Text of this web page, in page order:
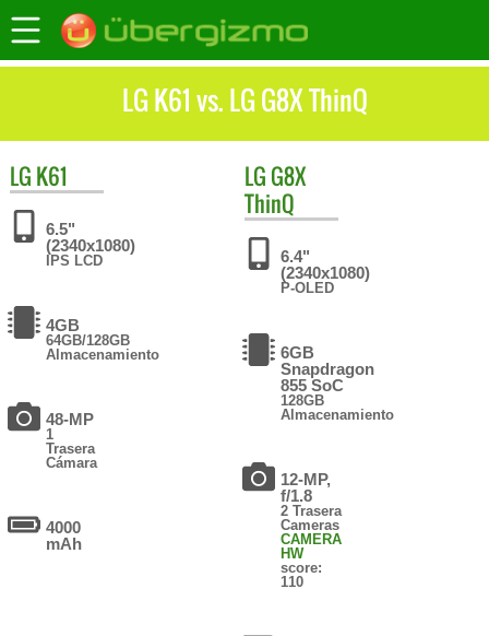
LG K61 vs. LG G8X ThinQ
LG K61
6.5"
(2340x1080)
IPS LCD
4GB
64GB/128GB
Almacenamiento
48-MP
1
Trasera
Cámara
4000
mAh
LG G8X
ThinQ
6.4"
(2340x1080)
P-OLED
6GB
Snapdragon
855 SoC
128GB
Almacenamiento
12-MP,
f/1.8
2 Trasera
Cameras
CAMERA
HW
score:
110